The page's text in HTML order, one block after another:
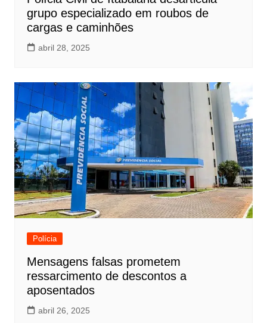
grupo especializado em roubos de
cargas e caminhões
abril 28, 2025
Polícia
Mensagens falsas prometem
ressarcimento de descontos a
aposentados
abril 26, 2025